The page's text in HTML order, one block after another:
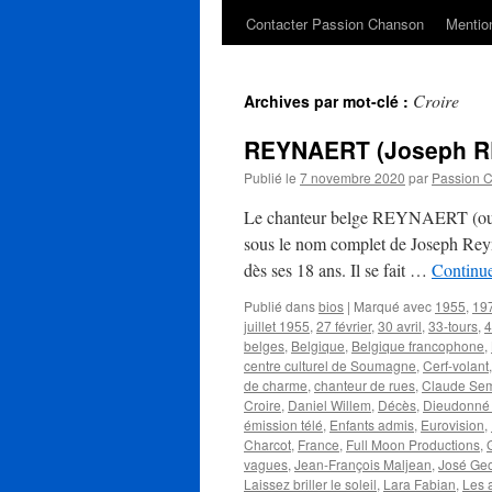
Contacter Passion Chanson
Archives par mot-clé : Croire
REYNAERT (Joseph
Publié le 7 novembre 2020 par Passion
Le chanteur belge REYNAERT
sous le nom complet de Joseph
dès ses 18 ans. Il se fait …
Publié dansbios | Marqué avec 1955,
juillet 1955, 27 février, 30 avril, 33-tours,
belges, Belgique, Belgique francophone,
centre culturel de Soumagne, Cerf-volant
de charme, chanteur de rues, Claude
Croire, Daniel Willem, Décès,
émission télé, Enfants admis, Eurovision,
Charcot, France, Full Moon Productions,
vagues, Jean-François Maljean, José
Laissez briller le soleil, Lara Fabian, Les